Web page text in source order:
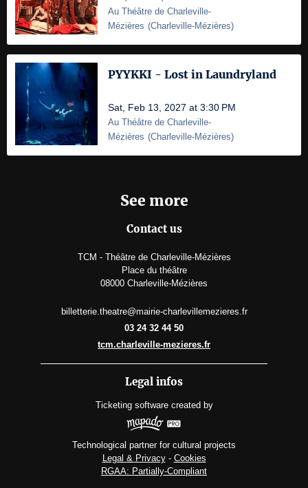
Au Théâtre de Charleville-
Mézières (Charleville-Mézières)
PYYKKI - Lost in Laundryland
Sat, Feb 13, 2027 at 3:30 PM
Au Théâtre de Charleville-
Mézières (Charleville-Mézières)
See more
Contact us
TCM - Théâtre de Charleville-Mézières
Place du théâtre
08000 Charleville-Mézières
billetterie.theatre@mairie-charlevillemezieres.fr
03 24 32 44 50
tcm.charleville-mezieres.fr
Legal infos
Ticketing software created by
Technological partner for cultural projects
Legal & Privacy- Cookies
RGAA: Partially-Compliant